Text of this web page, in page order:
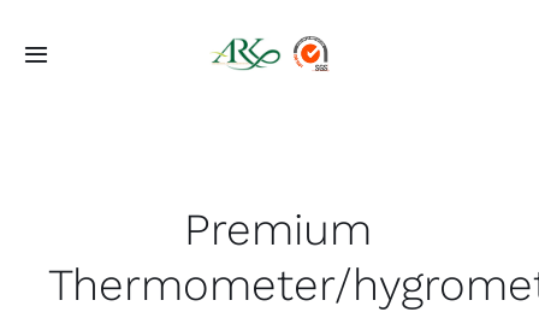
Toggle
Projekti
Premium
Thermometer/